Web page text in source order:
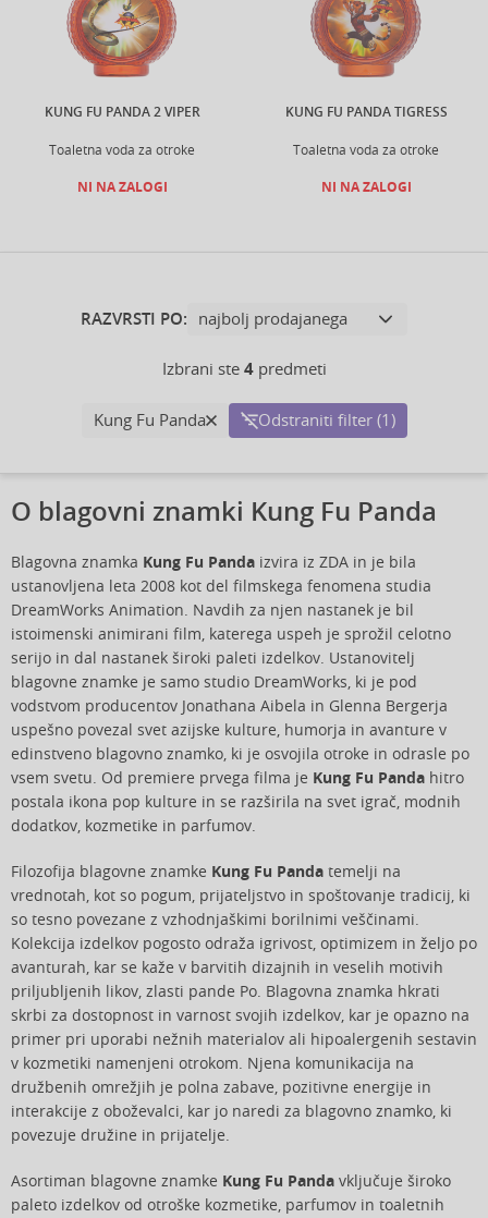
KUNG FU PANDA 2 VIPER
Toaletna voda za otroke
NI NA ZALOGI
KUNG FU PANDA TIGRESS
Toaletna voda za otroke
NI NA ZALOGI
RAZVRSTI PO:
Izbrani ste 4predmeti
Kung Fu Panda Odstraniti filter (1)
O blagovni znamki Kung Fu Panda
Blagovna znamka Kung Fu Panda izvira iz ZDA in je bila
ustanovljena leta 2008 kot del filmskega fenomena studia
DreamWorks Animation. Navdih za njen nastanek je bil
istoimenski animirani film, katerega uspeh je sprožil celotno
serijo in dal nastanek široki paleti izdelkov. Ustanovitelj
blagovne znamke je samo studio DreamWorks, ki je pod
vodstvom producentov Jonathana Aibela in Glenna Bergerja
uspešno povezal svet azijske kulture, humorja in avanture v
edinstveno blagovno znamko, ki je osvojila otroke in odrasle po
vsem svetu. Od premiere prvega filma je Kung Fu Panda hitro
postala ikona pop kulture in se razširila na svet igrač, modnih
dodatkov, kozmetike in parfumov.
Filozofija blagovne znamke Kung Fu Panda temelji na
vrednotah, kot so pogum, prijateljstvo in spoštovanje tradicij, ki
so tesno povezane z vzhodnjaškimi borilnimi veščinami.
Kolekcija izdelkov pogosto odraža igrivost, optimizem in željo po
avanturah, kar se kaže v barvitih dizajnih in veselih motivih
priljubljenih likov, zlasti pande Po. Blagovna znamka hkrati
skrbi za dostopnost in varnost svojih izdelkov, kar je opazno na
primer pri uporabi nežnih materialov ali hipoalergenih sestavin
v kozmetiki namenjeni otrokom. Njena komunikacija na
družbenih omrežjih je polna zabave, pozitivne energije in
interakcije z oboževalci, kar jo naredi za blagovno znamko, ki
povezuje družine in prijatelje.
Asortiman blagovne znamke Kung Fu Panda vključuje široko
paleto izdelkov od otroške kozmetike, parfumov in toaletnih